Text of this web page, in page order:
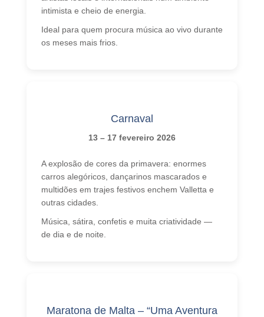
Viagens de Barco
Informações sobre Malta
Quote
intimista e cheio de energia.
Ideal para quem procura música ao vivo durante
os meses mais frios.
Carnaval
13 – 17 fevereiro 2026
A explosão de cores da primavera: enormes
carros alegóricos, dançarinos mascarados e
multidões em trajes festivos enchem Valletta e
outras cidades.
Música, sátira, confetis e muita criatividade —
de dia e de noite.
Maratona de Malta – “Uma Aventura